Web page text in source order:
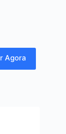
Agora